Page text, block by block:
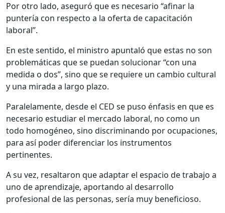
Por otro lado, aseguró que es necesario “afinar la
puntería con respecto a la oferta de capacitación
laboral”.
En este sentido, el ministro apuntaló que estas no son
problemáticas que se puedan solucionar “con una
medida o dos”, sino que se requiere un cambio cultural
y una mirada a largo plazo.
Paralelamente, desde el CED se puso énfasis en que es
necesario estudiar el mercado laboral, no como un
todo homogéneo, sino discriminando por ocupaciones,
para así poder diferenciar los instrumentos
pertinentes.
A su vez, resaltaron que adaptar el espacio de trabajo a
uno de aprendizaje, aportando al desarrollo
profesional de las personas, sería muy beneficioso.